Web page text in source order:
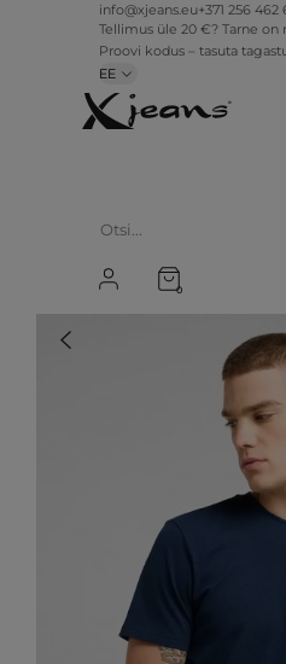
info@xjeans.eu+371 256 462
Tellimus üle 20 €? Tarne on
Proovi kodus – tasuta
EE
0